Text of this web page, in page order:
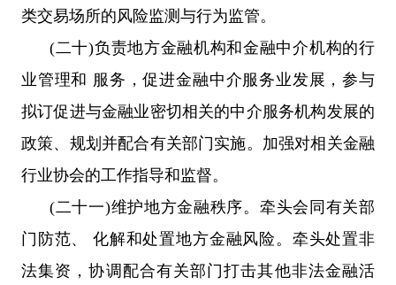
类交易场所的风险监测与行为监管。
(二十)负责地方金融机构和金融中介机构的行
业管理和 服务，促进金融中介服务业发展，参与
拟订促进与金融业密切相关的中介服务机构发展的
政策、规划并配合有关部门实施。加强对相关金融
行业协会的工作指导和监督。
(二十一)维护地方金融秩序。牵头会同有关部
门防范、 化解和处置地方金融风险。牵头处置非
法集资，协调配合有关部门打击其他非法金融活